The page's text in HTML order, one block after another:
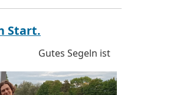
Start.
Gutes Segeln ist